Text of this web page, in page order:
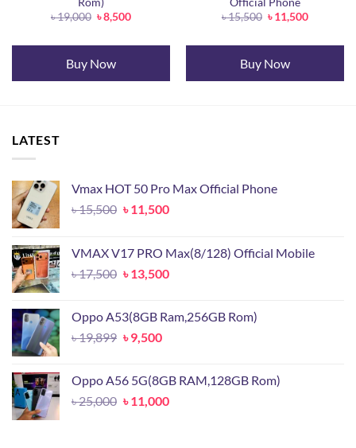
৳19,000 Original
price
৳ 19,000.
৳8,500Current
৳ 8,500.
Buy Now
৳15,500 Original
price
৳ 15,500.
৳11,500Current
৳ 11,500.
Buy Now
LATEST
Vmax HOT 50 Pro Max Official Phone
৳15,500 Original
৳ 15,500.
৳11,500Current
৳ 11,500.
VMAX V17 PRO Max(8/128) Official Mobile
৳17,500 Original
৳ 17,500.
৳13,500Current
৳ 13,500.
Oppo A53(8GB Ram,256GB Rom)
৳19,899 Original
৳ 19,899.
৳9,500Current
৳ 9,500.
Oppo A56 5G(8GB RAM,128GB Rom)
৳25,000 Original
৳11,000Current